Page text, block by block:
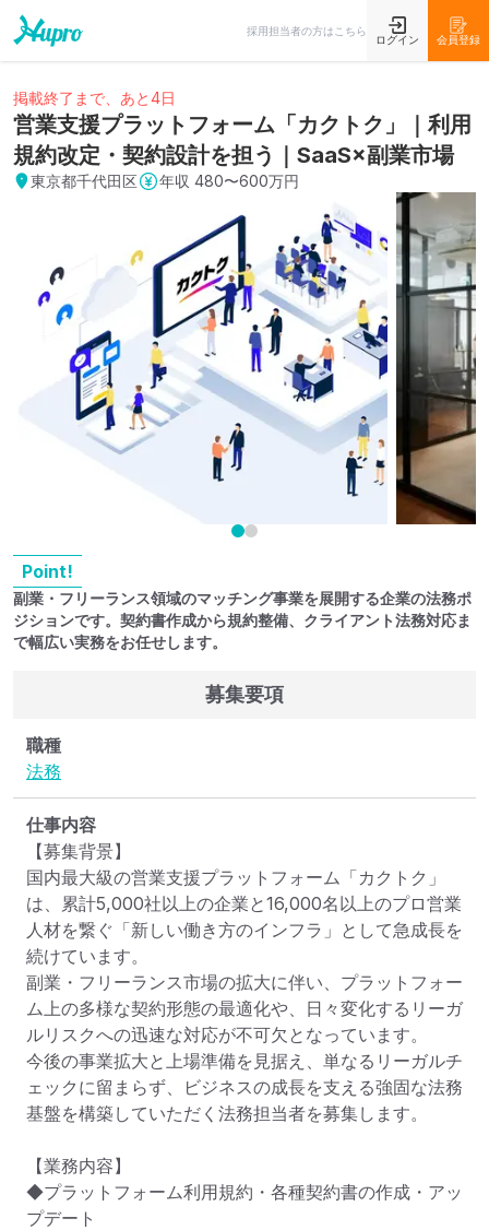
採用担当者の方はこちら
ログイン 会員登録
掲載終了まで、あと4日
営業支援プラットフォーム「カクトク」｜利用
規約改定・契約設計を担う｜SaaS×副業市場
東京都千代田区 年収 480〜600万円
Point!
副業・フリーランス領域のマッチング事業を展開する企業の法務ポ
ジションです。契約書作成から規約整備、クライアント法務対応ま
で幅広い実務をお任せします。
募集要項
職種
法務
仕事内容
【募集背景】
国内最大級の営業支援プラットフォーム「カクトク」
は、累計5,000社以上の企業と16,000名以上のプロ営業
人材を繋ぐ「新しい働き方のインフラ」として急成長を
続けています。
副業・フリーランス市場の拡大に伴い、プラットフォー
ム上の多様な契約形態の最適化や、日々変化するリーガ
ルリスクへの迅速な対応が不可欠となっています。
今後の事業拡大と上場準備を見据え、単なるリーガルチ
ェックに留まらず、ビジネスの成長を支える強固な法務
基盤を構築していただく法務担当者を募集します。
【業務内容】
◆プラットフォーム利用規約・各種契約書の作成・アッ
プデート